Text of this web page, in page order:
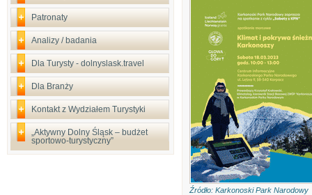
Patronaty
Analizy / badania
Dla Turysty - dolnyslask.travel
Dla Branży
Kontakt z Wydziałem Turystyki
„Aktywny Dolny Śląsk – budżet
sportowo-turystyczny”
Źródło: Karkonoski Park Narodowy